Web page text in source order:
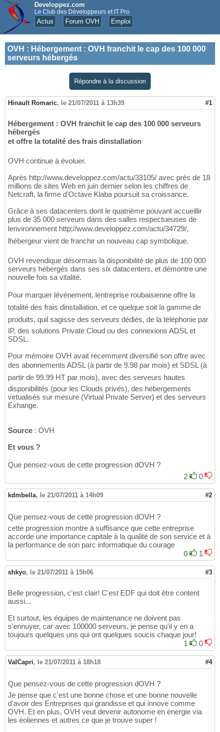
Developpez.com
Le Club des Développeurs et IT Pro
Actus Forum OVH Emploi
OVH : Hébergement : OVH franchit le cap des 100 000
serveurs hébergés
Répondre à la discussion
Hinault Romaric, le 21/07/2011 à 13h39 #1
Hébergement : OVH franchit le cap des 100 000 serveurs
hébergés
et offre la totalité des frais dinstallation
OVH continue à évoluer.
Après http://www.developpez.com/actu/33105/ avec près de 18
millions de sites Web en juin dernier selon les chiffres de
Netcraft, la firme d'Octave Klaba poursuit sa croissance.
Grâce à ses datacenters dont le quatrième pouvant accueillir
plus de 35 000 serveurs dans des salles respectueuses de
lenvironnement http://www.developpez.com/actu/34729/,
lhébergeur vient de franchir un nouveau cap symbolique.
OVH revendique désormais la disponibilité de plus de 100 000
serveurs hébergés dans ses six datacenters, et démontre une
nouvelle fois sa vitalité.
Pour marquer lévénement, lentreprise roubaisienne offre la
totalité des frais dinstallation, et ce quelque soit la gamme de
produits, quil sagisse des serveurs dédiés, de la téléphonie par
IP, des solutions Private Cloud ou des connexions ADSL et
SDSL.
Pour mémoire OVH avait récemment diversifié son offre avec
des abonnements ADSL (à partir de 9.98 par mois) et SDSL (à
partir de 99.99 HT par mois), avec des serveurs hautes
disponibilités (pour les Clouds privés), des hébergements
virtualisés sur mesure (Virtual Private Server) et des serveurs
Exhange.
Source : OVH
Et vous ?
Que pensez-vous de cette progression dOVH ?
2
0
kdmbella, le 21/07/2011 à 14h09 #2
Que pensez-vous de cette progression dOVH ?
cette progression montre à suffisance que cette entreprise
accorde une importance capitale à la qualité de son service et à
la performance de son parc informatique du courage
0
1
shkyo, le 21/07/2011 à 15h06 #3
Belle progression, c'est clair! C'est EDF qui doit être content
aussi...
Et surtout, les équipes de maintenance ne doivent pas
s'ennuyer, car avec 100000 serveurs, je pense qu'il y en a
toujours quelques uns qui ont quelques soucis chaque jour!
1
0
ValCapri, le 21/07/2011 à 18h18 #4
Que pensez-vous de cette progression dOVH ?
Je pense que c'est une bonne chose et une bonne nouvelle
d'avoir des Entreprises qui grandisse et qui innove comme
OVH. Et en plus, OVH veut devenir autonome en énergie via
les éoliennes et autres ce que je trouve super !